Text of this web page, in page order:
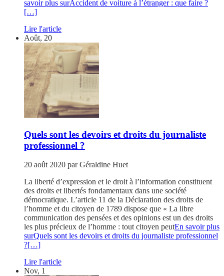
savoir plus surAccident de voiture à l’étranger : que faire ?
[…]
Lire l'article
Août, 20
Quels sont les devoirs et droits du journaliste
professionnel ?
20 août 2020 parGéraldine Huet
La liberté d’expression et le droit à l’information constituent
des droits et libertés fondamentaux dans une société
démocratique. L’article 11 de la Déclaration des droits de
l’homme et du citoyen de 1789 dispose que « La libre
communication des pensées et des opinions est un des droits
les plus précieux de l’homme : tout citoyen peutEn savoir plus
surQuels sont les devoirs et droits du journaliste professionnel
?[…]
Lire l'article
Nov, 1